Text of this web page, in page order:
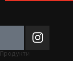
Продукти